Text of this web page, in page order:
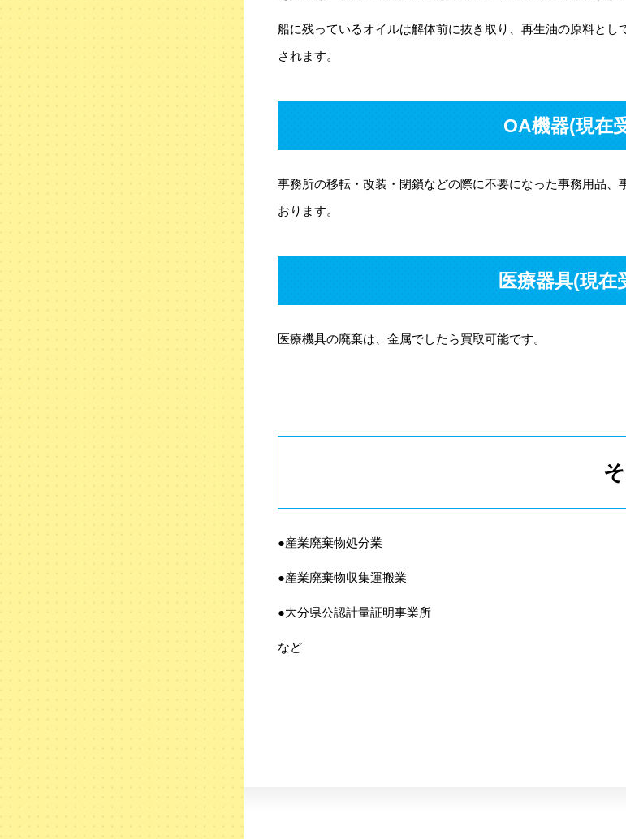
船に残っているオイルは解体前に抜き取り、再生油の原料とし
されます。
OA機器(現在
事務所の移転・改装・閉鎖などの際に不要になった事務用品
おります。
医療器具(現
医療機具の廃棄は、金属でしたら買取可能です。
●産業廃棄物処分業
●産業廃棄物収集運搬業
●大分県公認計量証明事業所
など